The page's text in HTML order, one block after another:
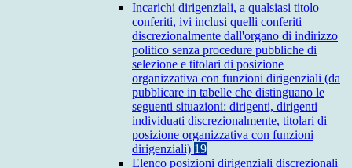
Incarichi dirigenziali, a qualsiasi titolo
conferiti, ivi inclusi quelli conferiti
discrezionalmente dall'organo di indirizzo
politico senza procedure pubbliche di
selezione e titolari di posizione
organizzativa con funzioni dirigenziali (da
pubblicare in tabelle che distinguano le
seguenti situazioni: dirigenti, dirigenti
individuati discrezionalmente, titolari di
posizione organizzativa con funzioni
dirigenziali) 19
Elenco posizioni dirigenziali discrezionali